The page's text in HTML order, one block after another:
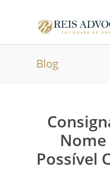
Blog
Nome
Possível